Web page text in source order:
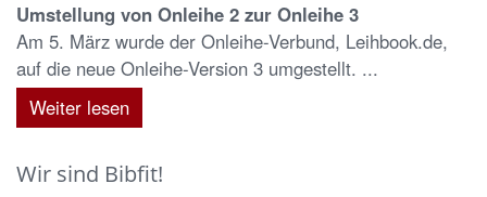
Umstellung von Onleihe 2 zur Onleihe 3
Am 5. März wurde der Onleihe-Verbund, Leihbook.de,
auf die neue Onleihe-Version 3 umgestellt. ...
Weiter lesen
Wir sind Bibfit!